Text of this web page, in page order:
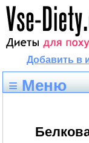
Добавить в
≡ Меню